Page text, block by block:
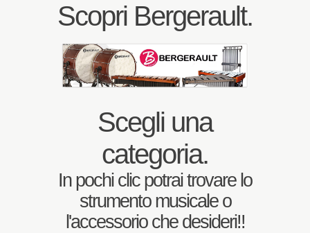
Scopri Bergerault.
Scegli una
categoria.
In pochi clic potrai trovare lo
strumento musicale o
l'accessorio che desideri!!